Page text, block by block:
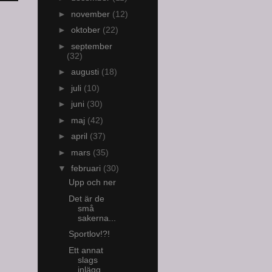
► november (12)
► oktober (22)
► september
(32)
► augusti (18)
► juli (10)
► juni (30)
► maj (42)
► april (37)
► mars (35)
▼ februari (30)
Upp och ner
Det är de
små
sakerna...
Sportlov!?!
Ett annat
slags
inlägg